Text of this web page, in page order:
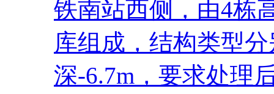
铁南站西侧，由4栋
库组成，结构类型
深-6.7m，要求处理